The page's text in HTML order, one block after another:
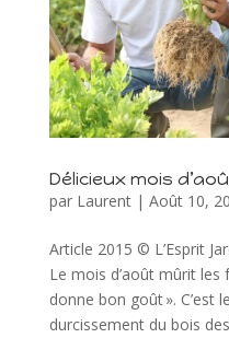
Délicieux mois
par Laurent| Août 10,
Article 2015 © L’Esprit
Le mois d’août mûrit les
donne bon goût ». C’est
durcissement du bois